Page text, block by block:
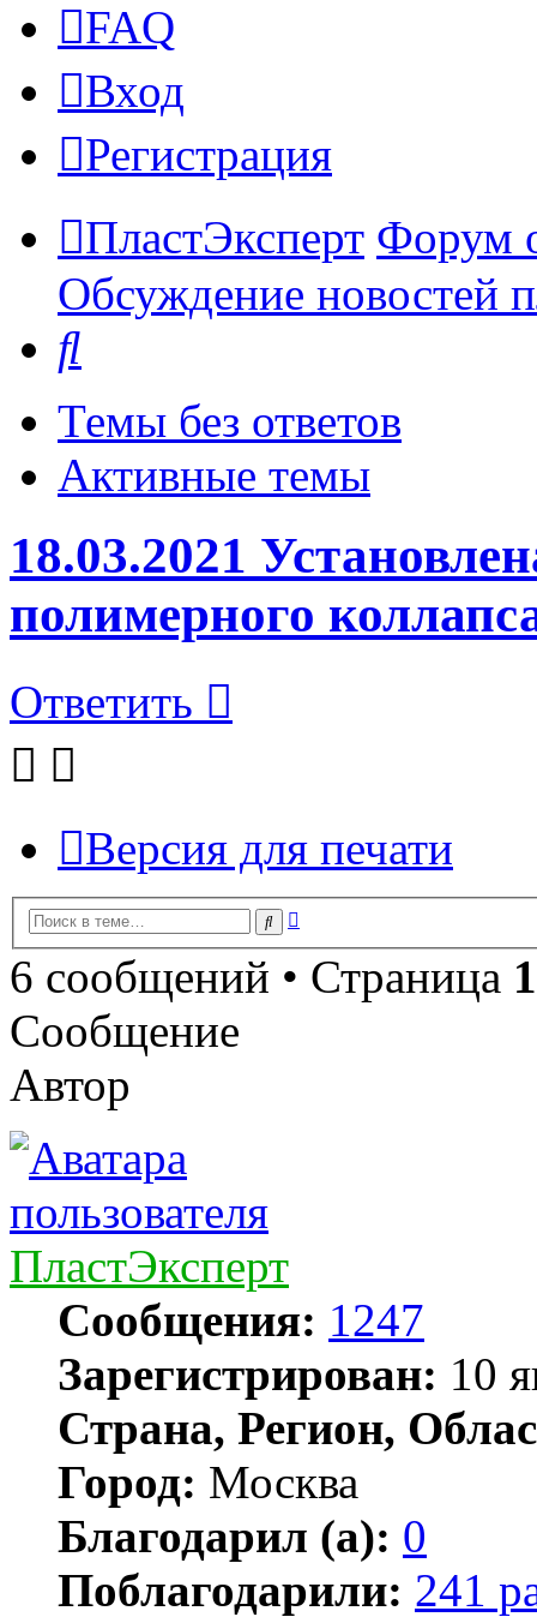
FAQ
Вход
Регистрация
ПластЭксперт Форум
Обсуждение новостей
Темы без ответов
Активные темы
18.03.2021
полимерного
Ответить
Версия для печати
Поиск
6 сообщений • Страница 1
Сообщение
Автор
ПластЭксперт
Сообщения: 1247
Зарегистрирован: 10
Страна, Регион,
Город: Москва
Благодарил (а): 0
Поблагодарили: 241